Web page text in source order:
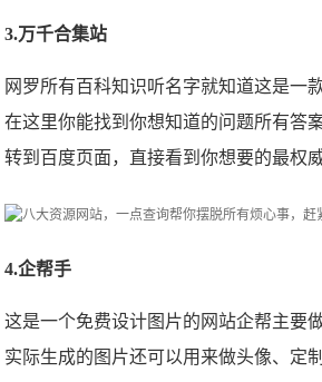
3.万千合集站
网罗所有百科知识听名字就知道这是一
在这里你能找到你想知道的问题所有答
转到百度页面，直接看到你想要的最权
4.企帮手
这是一个免费设计图片的网站企帮主要
实际生成的图片还可以用来做头像、定